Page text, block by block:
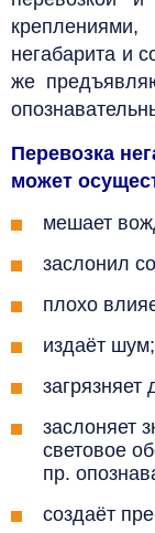
негабарита и
же
Перевозка
может
мешает
заслонил
плохо
издаёт шум;
заслоняет
световое
пр.
создаёт